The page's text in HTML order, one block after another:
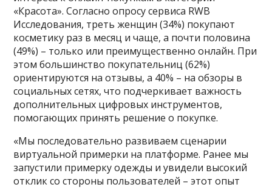
«Красота». Согласно опросу сервиса RWB
Исследования, треть женщин (34%) покупают
косметику раз в месяц и чаще, а почти половина
(49%) – только или преимущественно онлайн. При
этом большинство покупательниц (62%)
ориентируются на отзывы, а 40% – на обзоры в
социальных сетях, что подчеркивает важность
дополнительных цифровых инструментов,
помогающих принять решение о покупке.
«Мы последовательно развиваем сценарии
виртуальной примерки на платформе. Ранее мы
запустили примерку одежды и увидели высокий
отклик со стороны пользователей – этот опыт